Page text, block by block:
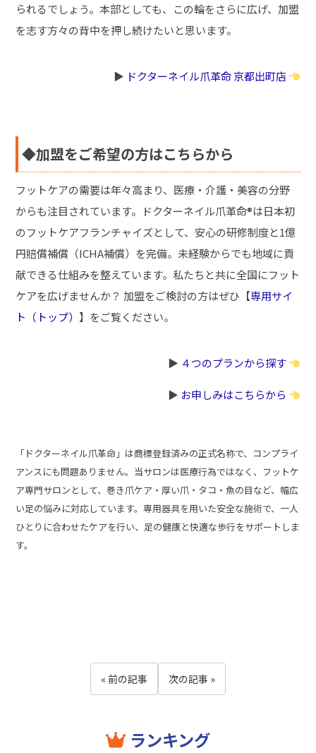
られるでしょう。本部としても、この輪をさらに広げ、加盟
を志す方々の背中を押し続けたいと思います。
▶︎ ドクターネイル爪革命 京都出町店
◆加盟をご希望の方はこちらから
フットケアの需要は年々高まり、医療・介護・美容の分野
からも注目されています。ドクターネイル爪革命®は日本初
のフットケアフランチャイズとして、安心の研修制度と1億
円賠償補償（ICHA補償）を完備。未経験からでも地域に貢
献できる仕組みを整えています。私たちと共に全国にフット
ケアを広げませんか？ 加盟をご検討の方はぜひ【専用サイ
ト（トップ）】をご覧ください。
▶︎ ４つのプランから探す
▶︎ お申しみはこちらから
「ドクターネイル爪革命」は商標登録済みの正式名称で、コンプライ
アンスにも問題ありません。当サロンは医療行為ではなく、フットケ
ア専門サロンとして、巻き爪ケア・厚い爪・タコ・魚の目など、幅広
い足の悩みに対応しています。専用器具を用いた安全な施術で、一人
ひとりに合わせたケアを行い、足の健康と快適な歩行をサポートしま
す。
« 前の記事 次の記事 »
ランキング